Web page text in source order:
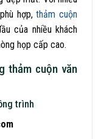
hợp,thảm cuộn
của nhiều khách
họp cấp cao.
thảm cuộn văn
trình